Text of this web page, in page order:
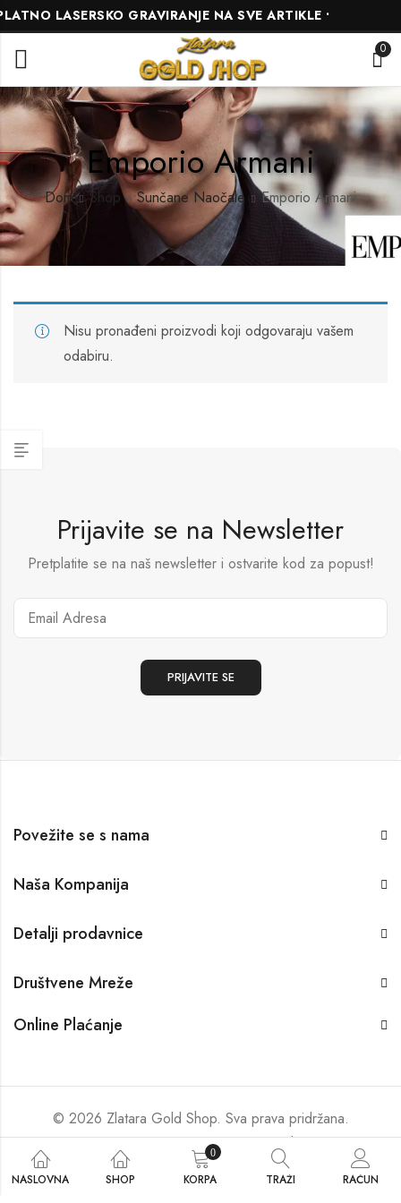
LASERSKO GRAVIRANJE NA SVE ARTIKLE •
0
Emporio Armani
Dom Shop Sunčane Naočale Emporio Armani
Nisu pronađeni proizvodi koji odgovaraju vašem
odabiru.
Prijavite se na Newsletter
Pretplatite se na naš newsletter i ostvarite kod za popust!
Povežite se s nama
Naša Kompanija
Detalji prodavnice
Društvene Mreže
Online Plaćanje
© 2026 Zlatara Gold Shop. Sva prava pridržana.
Izrađeno od straneZlatara Gold Shop.
NASLOVNA SHOP
0
KORPA TRAŽI RAČUN